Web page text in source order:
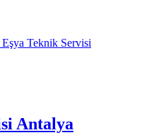
Teknik Servisi
Antalya